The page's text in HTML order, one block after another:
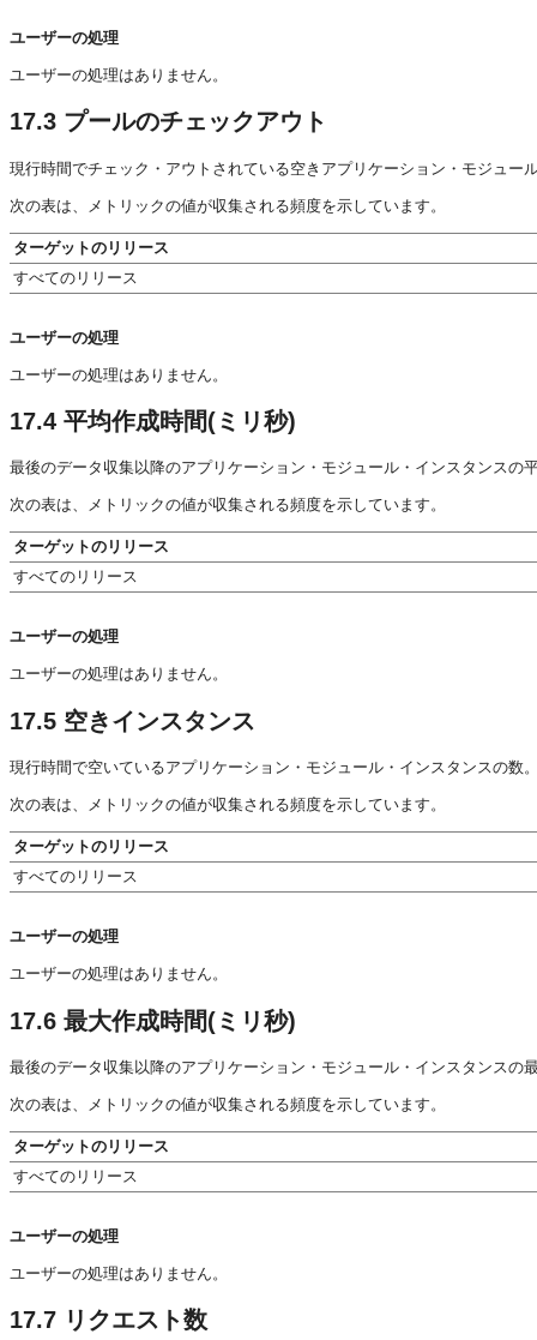
ユーザーの処理
ユーザーの処理はありません。
17.3 プールのチェックアウト
現行時間でチェック・アウトされている空きアプリケーション・モジュー
次の表は、メトリックの値が収集される頻度を示しています。
ターゲットのリリース
すべてのリリース
ユーザーの処理
ユーザーの処理はありません。
17.4 平均作成時間(ミリ秒)
最後のデータ収集以降のアプリケーション・モジュール・インスタンスの
次の表は、メトリックの値が収集される頻度を示しています。
ターゲットのリリース
すべてのリリース
ユーザーの処理
ユーザーの処理はありません。
17.5 空きインスタンス
現行時間で空いているアプリケーション・モジュール・インスタンスの数
次の表は、メトリックの値が収集される頻度を示しています。
ターゲットのリリース
すべてのリリース
ユーザーの処理
ユーザーの処理はありません。
17.6 最大作成時間(ミリ秒)
最後のデータ収集以降のアプリケーション・モジュール・インスタンスの
次の表は、メトリックの値が収集される頻度を示しています。
ターゲットのリリース
すべてのリリース
ユーザーの処理
ユーザーの処理はありません。
17.7 リクエスト数